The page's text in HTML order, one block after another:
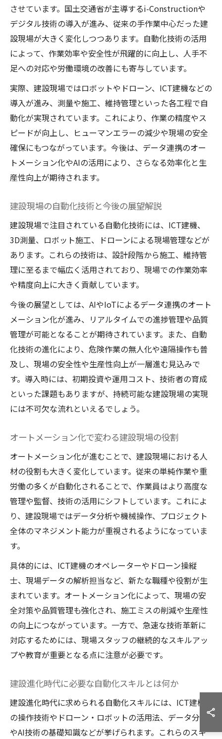
させています。国土交通省が主導するi-Constructionや
デジタル技術の導入が進み、従来の手作業中心だった建
設現場が大きく変化しつつあります。自動化技術の活用
によって、作業効率や安全性が飛躍的に向上し、人手不
足への対応や労働環境の改善にも寄与しています。
実際、建設現場ではロボットやドローン、ICT建機などの
導入が進み、測量や施工、維持管理といった各工程で自
動化が実現されています。これにより、作業の精度やス
ピードが向上し、ヒューマンエラーの減少や現場の安全
確保にもつながっています。今後は、データ連携のオー
トメーション化やAIの活用により、さらなる効率化と生
産性向上が期待されます。
建設現場の自動化技術と今後の展望解説
建設現場で注目されている自動化技術には、ICT建機、
3D測量、ロボット施工、ドローンによる現場管理などが
あります。これらの技術は、設計段階から施工、維持管
理に至るまで幅広く活用されており、現場での作業効率
や精度向上に大きく貢献しています。
今後の展望としては、AIやIoTによるデータ連携のオート
メーション化が進み、リアルタイムでの進捗管理や品質
管理が可能となることが期待されています。また、自動
化技術の進化により、危険作業の無人化や遠隔操作も普
及し、現場の安全性や生産性向上が一層進む見込みで
す。導入時には、初期投資や運用コスト、技術者の育成
といった課題もありますが、持続可能な建設現場の実現
には不可欠な流れといえるでしょう。
オートメーション化で変わる建設現場の役割
オートメーション化が進むことで、建設現場における人
材の役割も大きく変化しています。従来の単純作業や重
労働の多くが自動化されることで、作業員はより高度な
管理や監督、技術の活用にシフトしています。これによ
り、建設現場ではデータ分析や機械操作、プロジェクト
全体のマネジメント能力が重視されるようになっていま
す。
具体的には、ICT建機のオペレーターやドローン操縦
士、現場データの解析担当など、新たな職種や役割が生
まれています。オートメーション化によって、現場の安
全対策や品質管理も強化され、施工ミスの削減や生産性
の向上につながっています。一方で、急速な技術革新に
対応するためには、現場スタッフの継続的なスキルアッ
プや教育が重要となる点に注意が必要です。
建設進化時代に必要な自動化スキルとは何か
建設進化時代に求められる自動化スキルには、ICT建機
の操作技術やドローン・ロボットの活用法、データ分析
やAI技術の基礎知識などが挙げられます。これらのスキ